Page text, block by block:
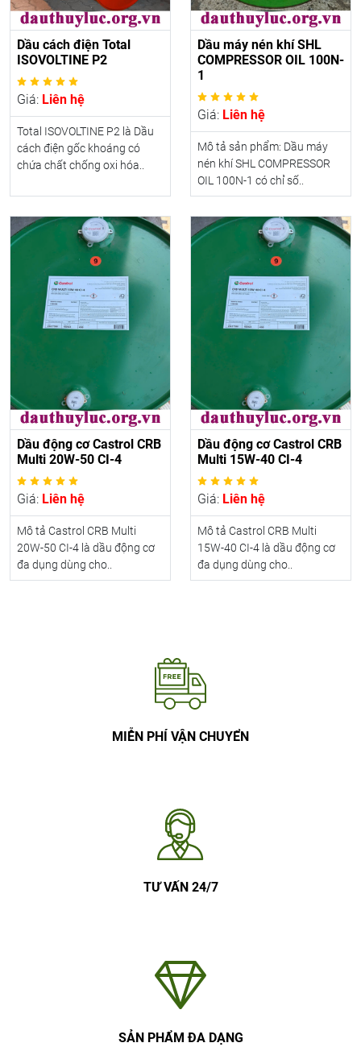
Dầu cách điện Total
ISOVOLTINE P2
Giá: Liên hệ
Total ISOVOLTINE P2 là Dầu
cách điện gốc khoáng có
chứa chất chống oxi hóa..
Dầu máy nén khí SHL
COMPRESSOR OIL 100N-
1
Giá: Liên hệ
Mô tả sản phẩm: Dầu máy
nén khí SHL COMPRESSOR
OIL 100N-1 có chỉ số..
Dầu động cơ Castrol CRB
Multi 20W-50 CI-4
Giá: Liên hệ
Mô tả Castrol CRB Multi
20W-50 CI-4 là dầu động cơ
đa dụng dùng cho..
Dầu động cơ Castrol CRB
Multi 15W-40 CI-4
Giá: Liên hệ
Mô tả Castrol CRB Multi
15W-40 CI-4 là dầu động cơ
đa dụng dùng cho..
MIỄN PHÍ VẬN CHUYỂN
TƯ VẤN 24/7
SẢN PHẨM ĐA DẠNG